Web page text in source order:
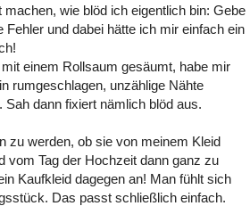
wie blöd ich eigentlich bin: Gebe
und dabei hätte ich mir einfach ein
einem Rollsaum gesäumt, habe mir
rumgeschlagen, unzählige Nähte
dann fixiert nämlich blöd aus.
zu werden, ob sie von meinem Kleid
vom Tag der Hochzeit dann ganz zu
Kaufkleid dagegen an! Man fühlt sich
Das passt schließlich einfach.